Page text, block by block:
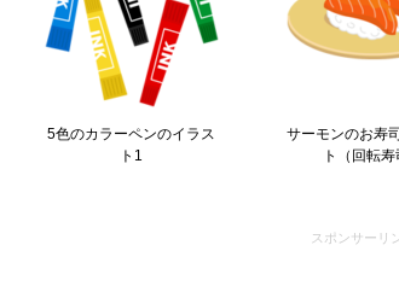
5色のカラーペンのイラス
ト1
サーモンのお寿
ト（回転
スポンサーリ